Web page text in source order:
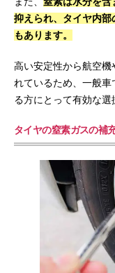
抑えられ、タイヤ内部
もあります。
高い安定性から航空機
れているため、一般
る方にとって有効な選
タイヤの窒素ガスの補